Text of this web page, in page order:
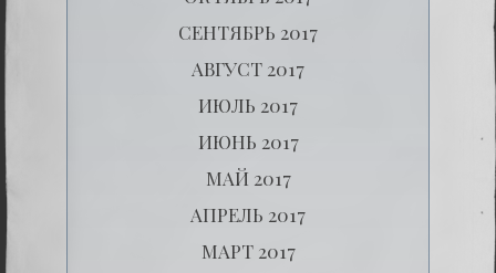
СЕНТЯБРЬ 2017
АВГУСТ 2017
ИЮЛЬ 2017
ИЮНЬ 2017
МАЙ 2017
АПРЕЛЬ 2017
МАРТ 2017